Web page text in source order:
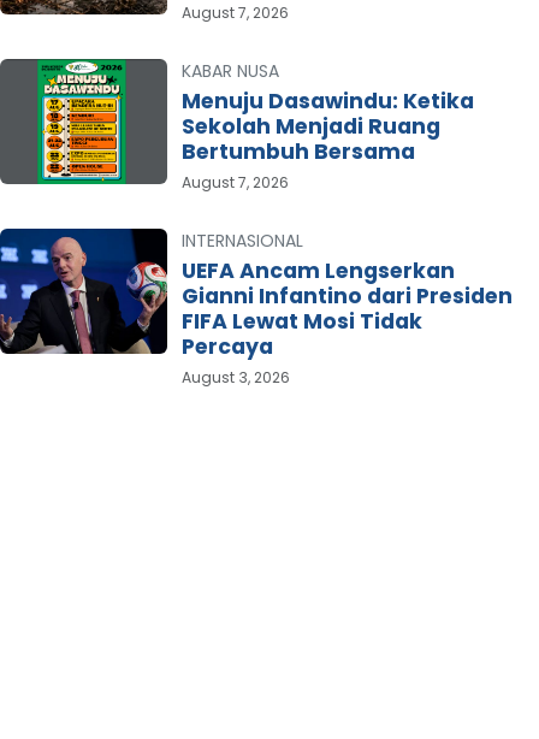
August 7, 2026
KABAR NUSA
Menuju Dasawindu: Ketika
Sekolah Menjadi Ruang
Bertumbuh Bersama
August 7, 2026
INTERNASIONAL
UEFA Ancam Lengserkan
Gianni Infantino dari Presiden
FIFA Lewat Mosi Tidak
Percaya
August 3, 2026